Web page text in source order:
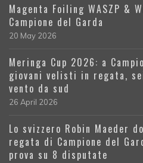
Magenta Foiling WASZP &
Campione del Garda
20 May 2026
Meringa Cup 2026: a
giovani velisti in regata,
vento da sud
26 April 2026
Lo svizzero Robin Maeder
regata di Campione del
prova su 8 disputate